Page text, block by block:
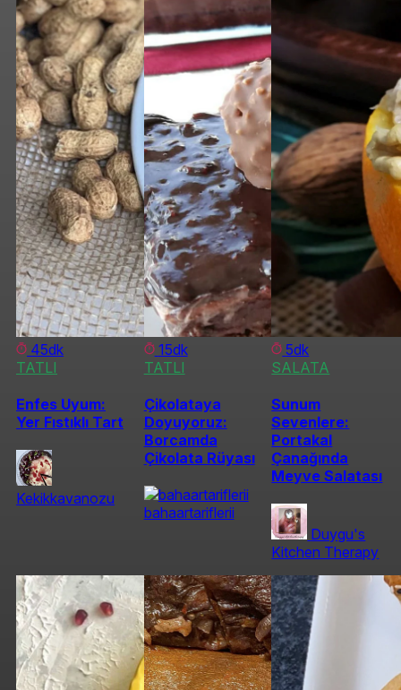
45dk
TATLI
Enfes Uyum:
Yer Fıstıklı Tart
Kekikkavanozu
15dk
TATLI
Çikolataya
Doyuyoruz:
Borcamda
Çikolata Rüyası
bahaartariflerii
5dk
SALATA
Sunum
Sevenlere:
Portakal
Çanağında
Meyve Salatası
Duygu's
Kitchen Therapy